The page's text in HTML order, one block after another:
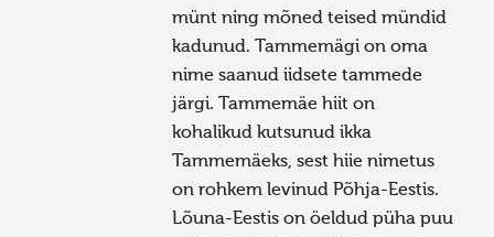
münt ning mõned teised mündid
kadunud. Tammemägi on oma
nime saanud iidsete tammede
järgi. Tammemäe hiit on
kohalikud kutsunud ikka
Tammemäeks, sest hiie nimetus
on rohkem levinud Põhja-Eestis.
Lõuna-Eestis on öeldud püha puu